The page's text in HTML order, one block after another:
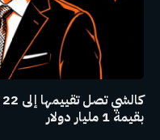
بقيمة 1 مليار دولار